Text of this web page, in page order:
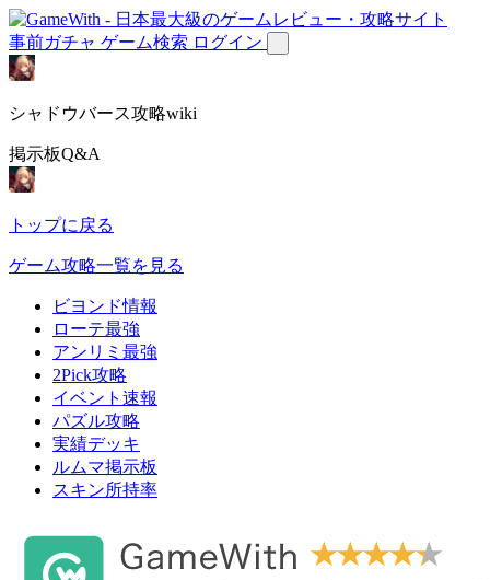
事前ガチャ ゲーム検索 ログイン
シャドウバース攻略wiki
掲示板Q&A
トップに戻る
ゲーム攻略一覧を見る
ビヨンド情報
ローテ最強
アンリミ最強
2Pick攻略
イベント速報
パズル攻略
実績デッキ
ルムマ掲示板
スキン所持率